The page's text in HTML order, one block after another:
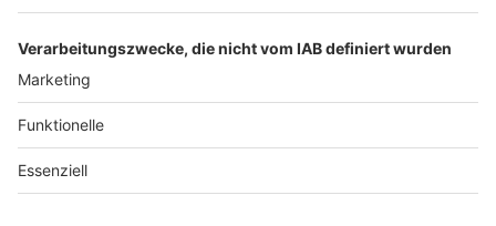
SERVICE HOTLINE
SHOP SERVICE